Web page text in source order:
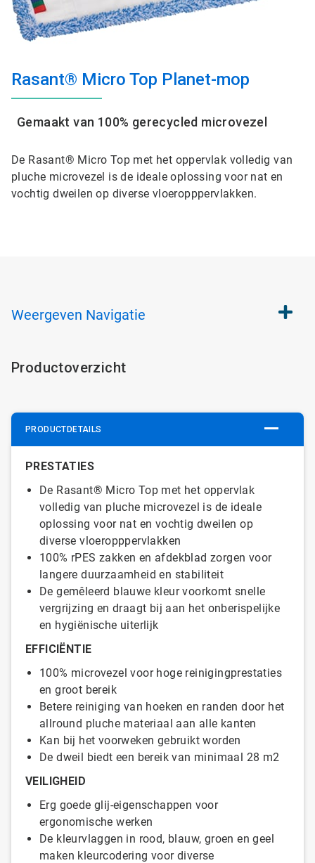
Rasant® Micro Top Planet-mop
Gemaakt van 100% gerecycled microvezel
De Rasant® Micro Top met het oppervlak volledig van
pluche microvezel is de ideale oplossing voor nat en
vochtig dweilen op diverse vloeropppervlakken.
Weergeven Navigatie
Productoverzicht
PRODUCTDETAILS
PRESTATIES
De Rasant® Micro Top met het oppervlak
volledig van pluche microvezel is de ideale
oplossing voor nat en vochtig dweilen op
diverse vloeropppervlakken
100% rPES zakken en afdekblad zorgen voor
langere duurzaamheid en stabiliteit
De gemêleerd blauwe kleur voorkomt snelle
vergrijzing en draagt bij aan het onberispelijke
en hygiënische uiterlijk
EFFICIËNTIE
100% microvezel voor hoge reinigingprestaties
en groot bereik
Betere reiniging van hoeken en randen door het
allround pluche materiaal aan alle kanten
Kan bij het voorweken gebruikt worden
De dweil biedt een bereik van minimaal 28 m2
VEILIGHEID
Erg goede glij-eigenschappen voor
ergonomische werken
De kleurvlaggen in rood, blauw, groen en geel
maken kleurcodering voor diverse